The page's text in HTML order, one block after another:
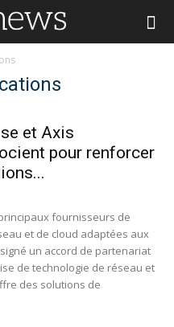
et Axis
pour renforcer
fournisseurs de
et de cloud adaptées aux
un accord de partenariat
de technologie de réseau et
des solutions de